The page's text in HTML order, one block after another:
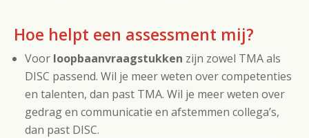
Hoe helpt een assessment mij?
Voor loopbaanvraagstukken zijn zowel TMA als
DISC passend. Wil je meer weten over competenties
en talenten, dan past TMA. Wil je meer weten over
gedrag en communicatie en afstemmen collega’s,
dan past DISC.